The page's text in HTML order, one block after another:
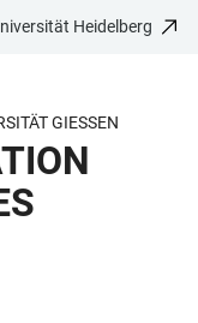
Heidelberg
GIESSEN